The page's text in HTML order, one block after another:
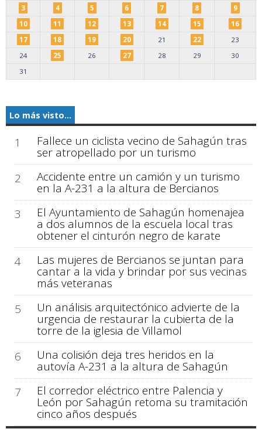
3
4 5 6 7 8
9
10
11 12 13 14 15
16
17
18 19 20 21 22
23
24
25 26 27 28 29
30
31
Lo más visto...
1 Fallece un ciclista vecino de Sahagún tras
ser atropellado por un turismo
2
Accidente entre un camión y un turismo
en la A-231 a la altura de Bercianos
3
El Ayuntamiento de Sahagún homenajea
a dos alumnos de la escuela local tras
obtener el cinturón negro de karate
4
Las mujeres de Bercianos se juntan para
cantar a la vida y brindar por sus vecinas
más veteranas
5
Un análisis arquitectónico advierte de la
urgencia de restaurar la cubierta de la
torre de la iglesia de Villamol
6
Una colisión deja tres heridos en la
autovía A-231 a la altura de Sahagún
7
El corredor eléctrico entre Palencia y
León por Sahagún retoma su tramitación
cinco años después